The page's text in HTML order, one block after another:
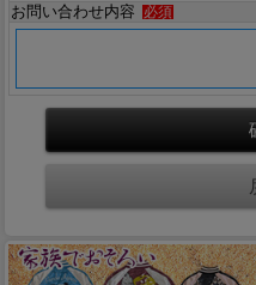
お問い合わせ内容
必須